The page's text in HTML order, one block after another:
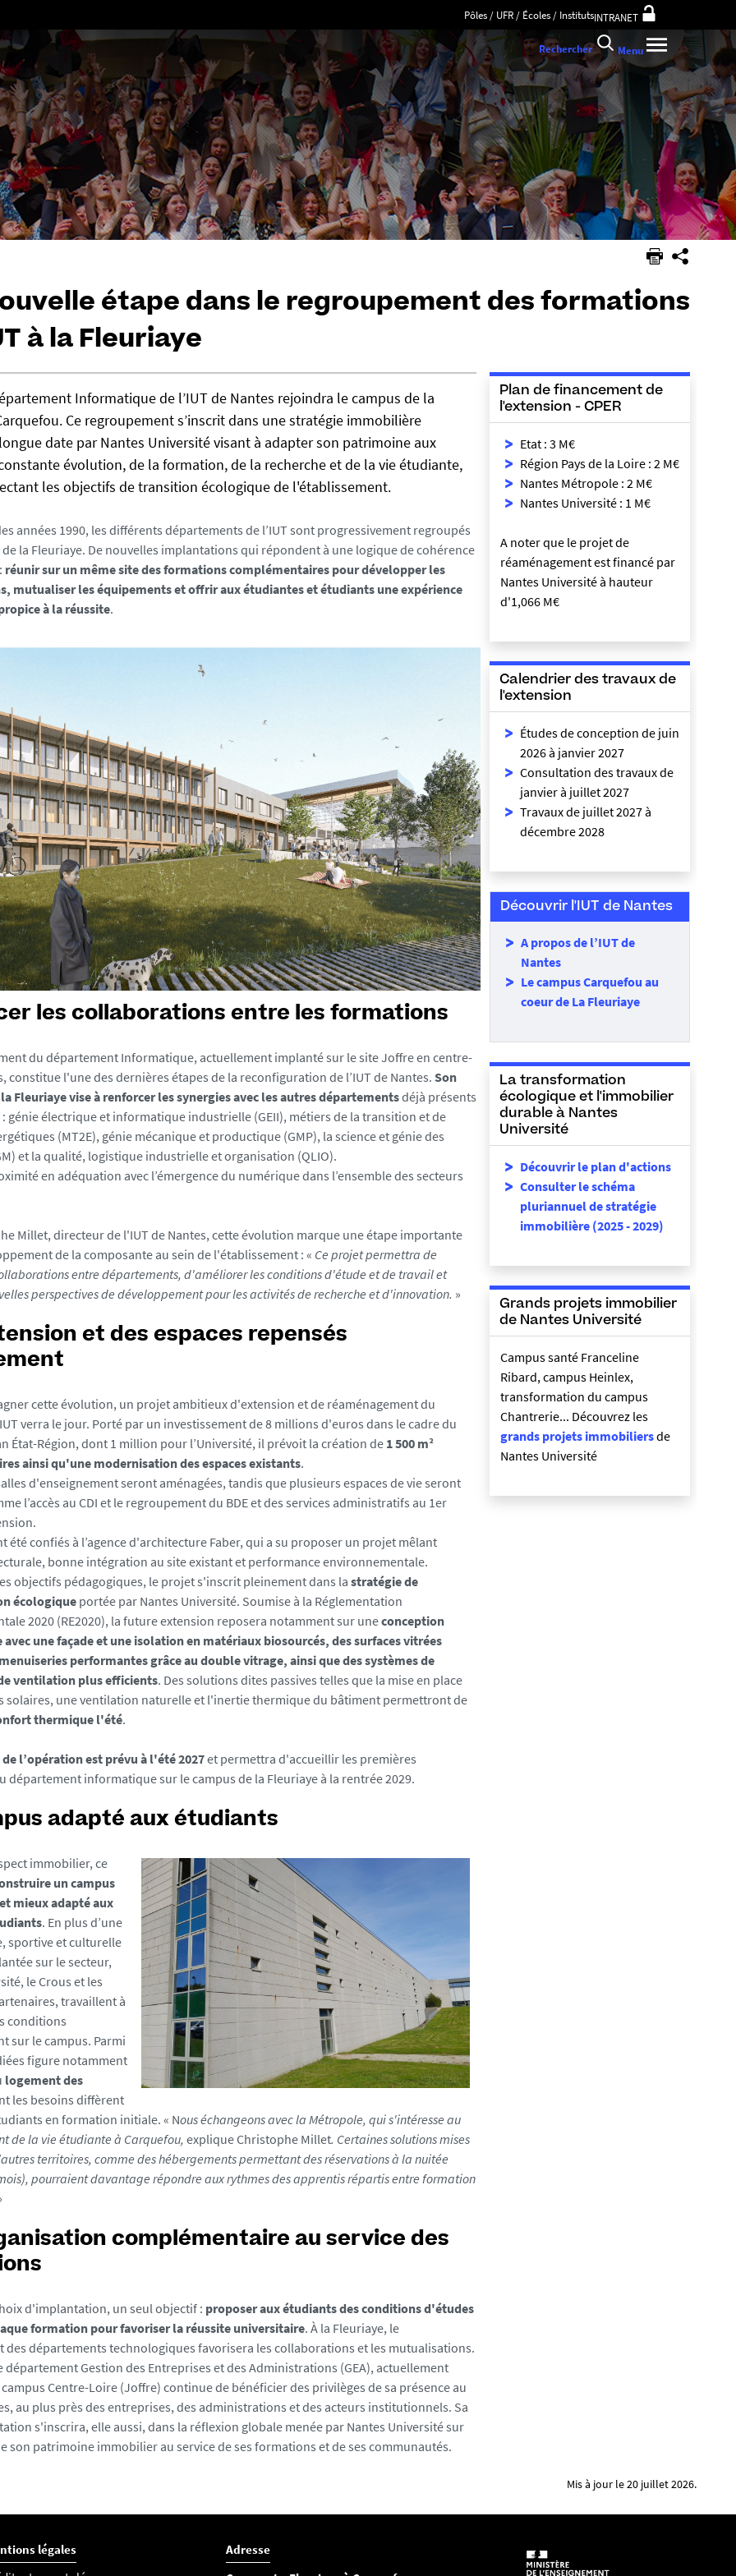
au
Pôles / UFR / Écoles / InstitutsINTRANET
Rechercher Menu
étape dans le regroupement des formations
à la Fleuriaye
Informatique de l’IUT de Nantes rejoindra le campus de la
Ce regroupement s’inscrit dans une stratégie immobilière
date par Nantes Université visant à adapter son patrimoine aux
évolution, de la formation, de la recherche et de la vie étudiante,
les objectifs de transition écologique de l'établissement.
années 1990, les différents départements de l’IUT sont progressivement regroupés
la Fleuriaye. De nouvelles implantations qui répondent à une logique de cohérence
réunir sur un même site des formations complémentaires pour développer les
mutualiser les équipements et offrir aux étudiantes et étudiants une expérience
à la réussite.
les collaborations entre les formations
du département Informatique, actuellement implanté sur le site Joffre en centre-
constitue l'une des dernières étapes de la reconfiguration de l’IUT de Nantes. Son
Fleuriaye vise à renforcer les synergies avec les autres départementsdéjà présents
génie électrique et informatique industrielle (GEII), métiers de la transition et de
(MT2E), génie mécanique et productique (GMP), la science et génie des
et la qualité, logistique industrielle et organisation (QLIO).
en adéquation avec l’émergence du numérique dans l’ensemble des secteurs
Millet, directeur de l'IUT de Nantes, cette évolution marque une étape importante
de la composante au sein de l'établissement : « Ce projet permettra de
entre départements, d'améliorer les conditions d'étude et de travail et
perspectives de développement pour les activités de recherche et d'innovation. »
et des espaces repensés
cette évolution, un projet ambitieux d'extension et de réaménagement du
verra le jour. Porté par un investissement de 8 millions d'euros dans le cadre du
État-Région, dont 1 million pour l’Université, il prévoit la création de 1 500 m²
ainsi qu'une modernisation des espaces existants.
d'enseignement seront aménagées, tandis que plusieurs espaces de vie seront
l’accès au CDI et le regroupement du BDE et des services administratifs au 1er
été confiés à l’agence d'architecture Faber, qui a su proposer un projet mêlant
bonne intégration au site existant et performance environnementale.
objectifs pédagogiques, le projet s'inscrit pleinement dans la stratégie de
écologique portée par Nantes Université. Soumise à la Réglementation
2020 (RE2020), la future extension reposera notamment sur uneconception
une façade et une isolation en matériaux biosourcés, des surfaces vitrées
performantes grâce au double vitrage, ainsi que des systèmes de
ventilation plus efficients. Des solutions dites passives telles que la mise en place
solaires, une ventilation naturelle et l'inertie thermique du bâtiment permettront de
thermique l'été.
l’opération est prévu à l'été 2027et permettra d'accueillir les premières
département informatique sur le campus de la Fleuriaye à la rentrée 2029.
adapté aux étudiants
immobilier, ce
un campus
mieux adapté aux
. En plus d’une
sportive et culturelle
sur le secteur,
le Crous et les
travaillent à
conditions
sur le campus. Parmi
figure notamment
logement des
les besoins diffèrent
en formation initiale. « Nous échangeons avec la Métropole, qui s'intéresse au
de la vie étudiante à Carquefou, explique Christophe Millet. Certaines solutions mises
territoires, comme des hébergements permettant des réservations à la nuitée
pourraient davantage répondre aux rythmes des apprentis répartis entre formation
complémentaire au service des
d'implantation, un seul objectif : proposer aux étudiants des conditions d'études
formation pour favoriser la réussite universitaire. À la Fleuriaye, le
des départements technologiques favorisera les collaborations et les mutualisations.
département Gestion des Entreprises et des Administrations (GEA), actuellement
Centre-Loire (Joffre) continue de bénéficier des privilèges de sa présence au
au plus près des entreprises, des administrations et des acteurs institutionnels. Sa
s'inscrira, elle aussi, dans la réflexion globale menée par Nantes Université sur
son patrimoine immobilier au service de ses formations et de ses communautés.
Plan de financement de
l'extension - CPER
Etat : 3 M€
Région Pays de la Loire : 2 M€
Nantes Métropole : 2 M€
Nantes Université : 1 M€
A noter que le projet de
réaménagement est financé par
Nantes Université à hauteur
d'1,066 M€
Calendrier des travaux de
l'extension
Études de conception de juin
2026 à janvier 2027
Consultation des travaux de
janvier à juillet 2027
Travaux de juillet 2027 à
décembre 2028
Découvrir l'IUT de Nantes
A propos de l’IUT de
Nantes
Le campus Carquefou au
coeur de La Fleuriaye
La transformation
écologique et l'immobilier
durable à Nantes
Université
Découvrir le plan d'actions
Consulter le schéma
pluriannuel de stratégie
immobilière (2025 - 2029)
Grands projets immobilier
de Nantes Université
Campus santé Franceline
Ribard, campus Heinlex,
transformation du campus
Chantrerie... Découvrez les
grands projets immobiliersde
Nantes Université
Mis à jour le 20 juillet 2026.
légales
Adresse